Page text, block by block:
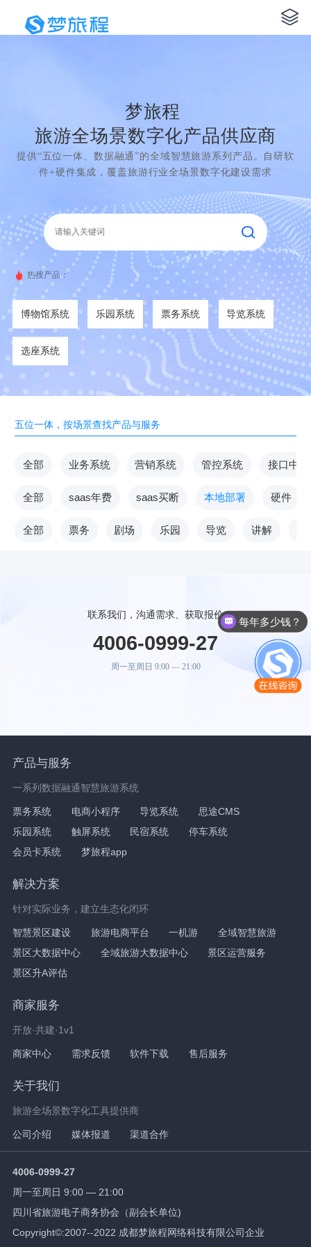
梦旅程
旅游全场景数字化产品供应商
提供“五位一体、数据融通”的全域智慧旅游系列产品。自研软
件+硬件集成，覆盖旅游行业全场景数字化建设需求
热搜产品：
博物馆系统 乐园系统 票务系统 导览系统
选座系统
五位一体，按场景查找产品与服务
全部 业务系统 营销系统 管控系统 接口中台
全部 saas年费 saas买断 本地部署 硬件
全部 票务 剧场 乐园 导览 讲解
联系我们，沟通需求、获取报价
4006-0999-27
周一至周日 9:00 — 21:00
产品与服务
一系列数据融通智慧旅游系统
票务系统 电商小程序 导览系统
思途CMS
乐园系统
触屏系统 民宿系统
停车系统
会员卡系统
梦旅程app
解决方案
针对实际业务，建立生态化闭环
智慧景区建设 旅游电商平台 一机游
全域智慧旅游
景区大数据中心
全域旅游大数据中心
景区运营服务
景区升A评估
商家服务
开放·共建·1v1
商家中心 需求反馈 软件下载 售后服务
关于我们
旅游全场景数字化工具提供商
公司介绍 媒体报道 渠道合作
4006-0999-27
周一至周日 9:00 — 21:00
四川省旅游电子商务协会（副会长单位)
Copyright©:2007--2022 成都梦旅程网络科技有限公司企业
每年多少钱？